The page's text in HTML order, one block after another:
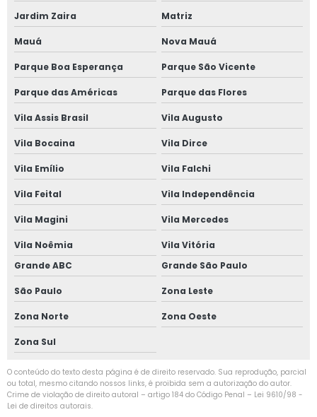
Jardim Zaira Matriz
Mauá Nova Mauá
Parque Boa Esperança Parque São Vicente
Parque das Américas Parque das Flores
Vila Assis Brasil Vila Augusto
Vila Bocaina Vila Dirce
Vila Emílio Vila Falchi
Vila Feital Vila Independência
Vila Magini Vila Mercedes
Vila Noêmia
Vila Vitória
Grande ABC
Grande São Paulo
São Paulo Zona Leste
Zona Norte Zona Oeste
Zona Sul
O conteúdo do texto desta página é de direito reservado. Sua reprodução, parcial
ou total, mesmo citando nossos links, é proibida sem a autorização do autor.
Crime de violação de direito autoral – artigo 184 do Código Penal – Lei 9610/98 -
Lei de direitos autorais.